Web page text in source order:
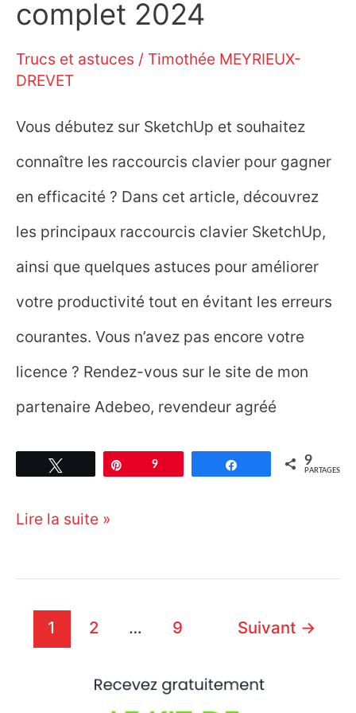
complet 2024
Trucs et astuces / Timothée MEYRIEUX-
DREVET
Vous débutez sur SketchUp et souhaitez
connaître les raccourcis clavier pour gagner
en efficacité ? Dans cet article, découvrez
les principaux raccourcis clavier SketchUp,
ainsi que quelques astuces pour améliorer
votre productivité tout en évitant les erreurs
courantes. Vous n’avez pas encore votre
licence ? Rendez-vous sur le site de mon
partenaire Adebeo, revendeur agréé
Tweetez Épingle
9 Partagez 9
PARTAGES
Les
Sketchup
Lire la suite »
Pagination
1 2 … 9 Suivant →